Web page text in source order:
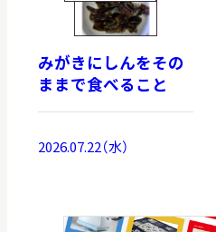
みがきにしんをその
ままで食べること
2026.07.22（水）